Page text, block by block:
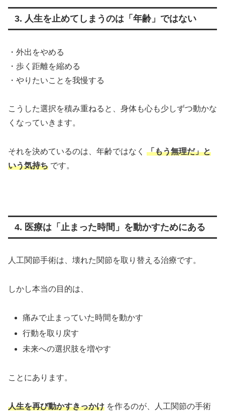
3. 人生を止めてしまうのは「年齢」ではない
・外出をやめる
・歩く距離を縮める
・やりたいことを我慢する
こうした選択を積み重ねると、身体も心も少しずつ動かな
くなっていきます。
それを決めているのは、年齢ではなく 「もう無理だ」と
いう気持ち です。
4. 医療は「止まった時間」を動かすためにある
人工関節手術は、壊れた関節を取り替える治療です。
しかし本当の目的は、
痛みで止まっていた時間を動かす
行動を取り戻す
未来への選択肢を増やす
ことにあります。
人生を再び動かすきっかけ を作るのが、人工関節の手術